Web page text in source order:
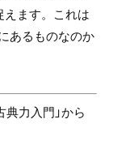
えます。これは
あるものなのか
典力入門」から